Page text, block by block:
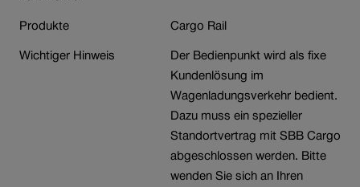
Produkte Cargo Rail
Wichtiger Hinweis
Der Bedienpunkt wird als fixe
Kundenlösung im
Wagenladungsverkehr bedient.
Dazu muss ein spezieller
Standortvertrag mit SBB Cargo
abgeschlossen werden. Bitte
wenden Sie sich an Ihren